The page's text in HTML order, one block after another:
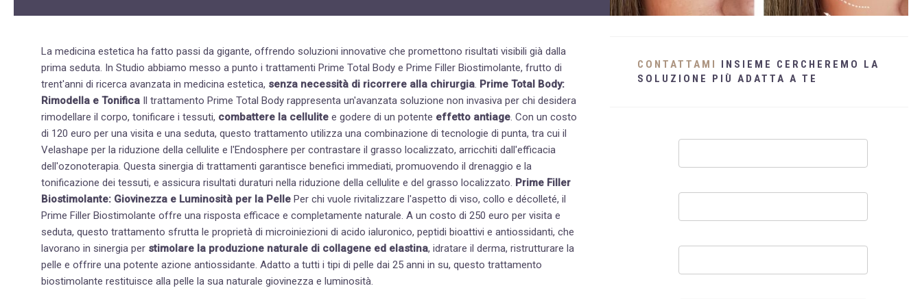
Fastidi della menopausa
News
Problemi sessualità maschile
Trattamenti estetici viso e corpo
Trattamenti per il corpo
Trattamenti per mani, viso, décolleté
La medicina estetica ha fatto passi da gigante, offrendo soluzioni innovative che promettono risultati visibili già dalla
prima seduta. In Studio abbiamo messo a punto i trattamenti Prime Total Body e Prime Filler Biostimolante, frutto di
trent'anni di ricerca avanzata in medicina estetica, senza necessità di ricorrere alla chirurgia. Prime Total Body:
Rimodella e Tonifica
Il trattamento Prime Total Body rappresenta un'avanzata soluzione non invasiva per chi desidera
rimodellare il corpo, tonificare i tessuti, combattere la cellulite e godere di un potente effetto antiage. Con un costo
di 120 euro per una visita e una seduta, questo trattamento utilizza una combinazione di tecnologie di punta, tra cui il
Velashape per la riduzione della cellulite e l'Endosphere per contrastare il grasso localizzato, arricchiti dall'efficacia
dell'ozonoterapia. Questa sinergia di trattamenti garantisce benefici immediati, promuovendo il drenaggio e la
tonificazione dei tessuti, e assicura risultati duraturi nella riduzione della cellulite e del grasso localizzato. Prime Filler
Biostimolante: Giovinezza e Luminosità per la Pelle Per chi vuole rivitalizzare l'aspetto di viso, collo e décolleté, il
Prime Filler Biostimolante offre una risposta efficace e completamente naturale. A un costo di 250 euro per visita e
seduta, questo trattamento sfrutta le proprietà di microiniezioni di acido ialuronico, peptidi bioattivi e antiossidanti, che
lavorano in sinergia per stimolare la produzione naturale di collagene ed elastina, idratare il derma, ristrutturare la
pelle e offrire una potente azione antiossidante. Adatto a tutti i tipi di pelle dai 25 anni in su, questo trattamento
biostimolante restituisce alla pelle la sua naturale giovinezza e luminosità.
CONTATTAMI
INSIEME CERCHEREMO LA
SOLUZIONE PIÙ ADATTA A TE
Contatti